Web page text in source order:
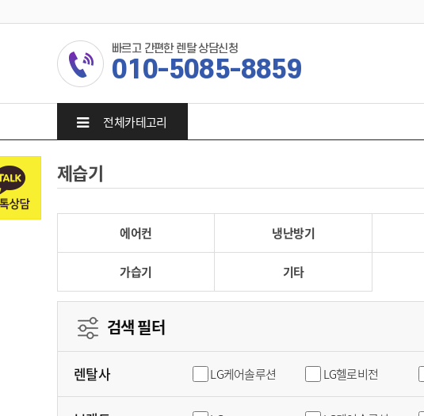
빠르고 간편한 렌탈 상담신청
010-5085-8859
전체카테고리
제습기
에어컨 냉난방기
가습기 기타
검색 필터
렌탈사 LG케어솔루션 LG헬로비전